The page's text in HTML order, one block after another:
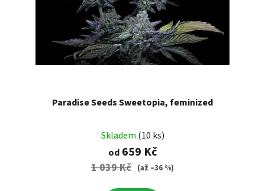
Paradise Seeds Sweetopia, feminized
Skladem (10 ks)
od659 Kč
1 039 Kč (až –36 %)